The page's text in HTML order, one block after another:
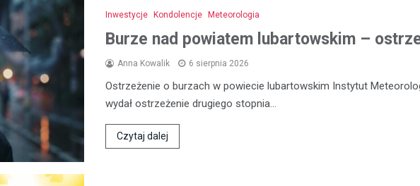
Inwestycje Kondolencje Meteorologia
Burze nad powiatem lubartowskim –
Anna Kowalik 6 sierpnia 2026
Ostrzeżenie o burzach w powiecie lubartowskim Instytut
wydał ostrzeżenie drugiego stopnia…
Czytaj dalej